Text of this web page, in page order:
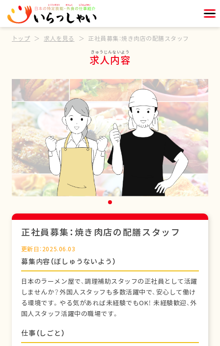
トップ 求人を見る 正社員募集：焼き肉店の配膳スタッフ
求人内容
正社員募集：焼き肉店の配膳スタッフ
更新日：2025.06.03
募集内容（ぼしゅうないよう）
日本のラーメン屋で、調理補助スタッフの正社員として活躍
しませんか？外国人スタッフも多数活躍中で、安心して働け
る環境です。やる気があれば未経験でもOK！ 未経験歓迎、外
国人スタッフ活躍中の職場です。
仕事（しごと）